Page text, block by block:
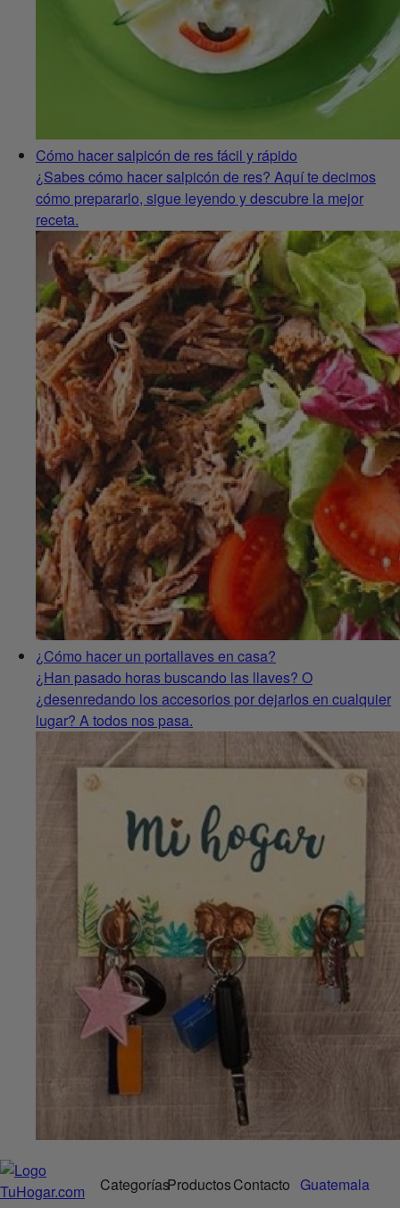
Cómo hacer salpicón de res fácil y rápido
¿Sabes cómo hacer salpicón de res? Aquí te decimos
cómo prepararlo, sigue leyendo y descubre la mejor
receta.
¿Cómo hacer un portallaves en casa?
¿Han pasado horas buscando las llaves? O
¿desenredando los accesorios por dejarlos en cualquier
lugar? A todos nos pasa.
CategoríasProductosContacto Guatemala